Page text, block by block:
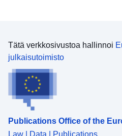
Tätä verkkosivustoa hallinnoi
julkaisutoimisto
Publications Office of the
Law | Data | Publications